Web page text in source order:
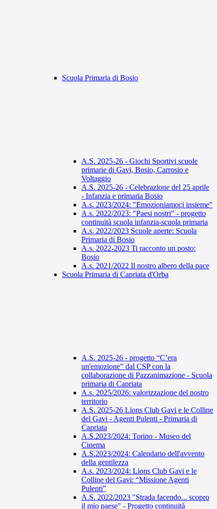
Scuola Primaria di Bosio
A.S. 2025-26 - Giochi Sportivi scuole
primarie di Gavi, Bosio, Carrosio e
Voltaggio
A.S. 2025-26 - Celebrazione del 25 aprile
- Infanzia e primaria Bosio
A.s. 2023/2024: "Emozioniamoci insieme"
A.s. 2022/2023: "Paesi nostri" - progetto
continuità scuola infanzia-scuola primaria
A.s. 2022/2023 Scuole aperte: Scuola
Primaria di Bosio
A.s. 2022-2023 Ti racconto un posto:
Bosio
A.s. 2021/2022 Il nostro albero della pace
Scuola Primaria di Capriata d'Orba
A.S. 2025-26 - progetto “C’era
un'emozione” dal CSP con la
collaborazione di Pazzanimazione - Scuola
primaria di Capriata
A.s. 2025/2026: valorizzazione del nostro
territorio
A.S. 2025-26 Lions Club Gavi e le Colline
del Gavi - Agenti Pulenti - Primaria di
Capriata
A.S.2023/2024: Torino - Museo del
Cinema
A.S.2023/2024: Calendario dell'avvento
della gentilezza
A.s. 2023/2024: Lions Club Gavi e le
Colline del Gavi: “Missione Agenti
Pulenti”
A.S. 2022/2023 "Strada facendo... scopro
il mio paese" - Progetto continuità